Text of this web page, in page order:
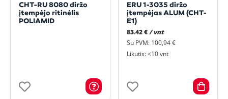
CHT-RU 8080 diržo
įtempėjo ritinėlis
POLIAMID
ERU 1-3035 diržo
įtempėjas ALUM (CHT-
E1)
83.42 € / vnt
Su PVM: 100,94 €
Likutis: <10 vnt